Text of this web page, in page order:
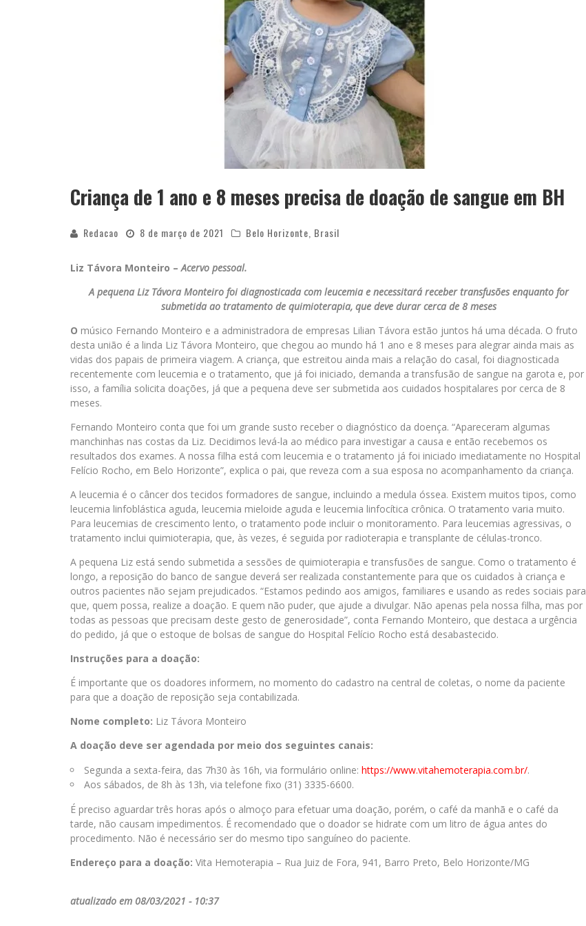
Criança de 1 ano e 8 meses precisa de doação de sangue em BH
Redacao 8 de março de 2021 Belo Horizonte Brasil
Liz Távora Monteiro –Acervo pessoal.
A pequena Liz Távora Monteiro foi diagnosticada com leucemia e necessitará receber transfusões enquanto for
submetida ao tratamento de quimioterapia, que deve durar cerca de 8 meses
O músico Fernando Monteiro e a administradora de empresas Lilian Távora estão juntos há uma década. O fruto
desta união é a linda Liz Távora Monteiro, que chegou ao mundo há 1 ano e 8 meses para alegrar ainda mais as
vidas dos papais de primeira viagem. A criança, que estreitou ainda mais a relação do casal, foi diagnosticada
recentemente com leucemia e o tratamento, que já foi iniciado, demanda a transfusão de sangue na garota e, por
isso, a família solicita doações, já que a pequena deve ser submetida aos cuidados hospitalares por cerca de 8
meses.
Fernando Monteiro conta que foi um grande susto receber o diagnóstico da doença. “Apareceram algumas
manchinhas nas costas da Liz. Decidimos levá-la ao médico para investigar a causa e então recebemos os
resultados dos exames. A nossa filha está com leucemia e o tratamento já foi iniciado imediatamente no Hospital
Felício Rocho, em Belo Horizonte”, explica o pai, que reveza com a sua esposa no acompanhamento da criança.
A leucemia é o câncer dos tecidos formadores de sangue, incluindo a medula óssea. Existem muitos tipos, como
leucemia linfoblástica aguda, leucemia mieloide aguda e leucemia linfocítica crônica. O tratamento varia muito.
Para leucemias de crescimento lento, o tratamento pode incluir o monitoramento. Para leucemias agressivas, o
tratamento inclui quimioterapia, que, às vezes, é seguida por radioterapia e transplante de células-tronco.
A pequena Liz está sendo submetida a sessões de quimioterapia e transfusões de sangue. Como o tratamento é
longo, a reposição do banco de sangue deverá ser realizada constantemente para que os cuidados à criança e
outros pacientes não sejam prejudicados. “Estamos pedindo aos amigos, familiares e usando as redes sociais para
que, quem possa, realize a doação. E quem não puder, que ajude a divulgar. Não apenas pela nossa filha, mas por
todas as pessoas que precisam deste gesto de generosidade”, conta Fernando Monteiro, que destaca a urgência
do pedido, já que o estoque de bolsas de sangue do Hospital Felício Rocho está desabastecido.
Instruções para a doação:
É importante que os doadores informem, no momento do cadastro na central de coletas, o nome da paciente
para que a doação de reposição seja contabilizada.
Nome completo: Liz Távora Monteiro
A doação deve ser agendada por meio dos seguintes canais:
Segunda a sexta-feira, das 7h30 às 16h, via formulário online: https://www.vitahemoterapia.com.br/.
Aos sábados, de 8h às 13h, via telefone fixo (31) 3335-6600.
É preciso aguardar três horas após o almoço para efetuar uma doação, porém, o café da manhã e o café da
tarde, não causam impedimentos. É recomendado que o doador se hidrate com um litro de água antes do
procedimento. Não é necessário ser do mesmo tipo sanguíneo do paciente.
Endereço para a doação: Vita Hemoterapia – Rua Juiz de Fora, 941, Barro Preto, Belo Horizonte/MG
atualizado em 08/03/2021 - 10:37